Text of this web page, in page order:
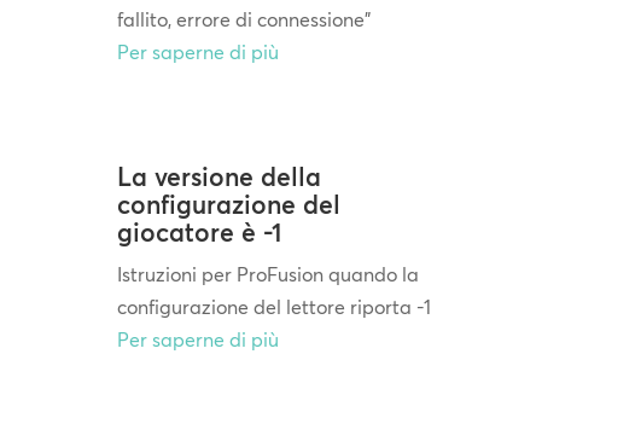
fallito, errore di connessione"
Per saperne di più
La versione della
configurazione del
giocatore è -1
Istruzioni per ProFusion quando la
configurazione del lettore riporta -1
Per saperne di più